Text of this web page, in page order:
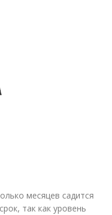
месяцев садится
так как уровень